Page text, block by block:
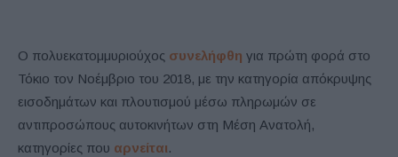
Ο πολυεκατομμυριούχος συνελήφθη για πρώτη φορά στο
Τόκιο τον Νοέμβριο του 2018, με την κατηγορία απόκρυψης
εισοδημάτων και πλουτισμού μέσω πληρωμών σε
αντιπροσώπους αυτοκινήτων στη Μέση Ανατολή,
κατηγορίες που αρνείται.